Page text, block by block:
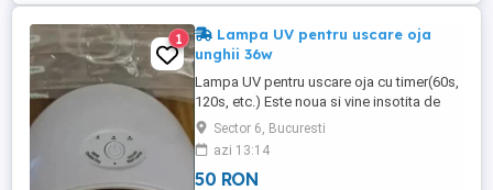
1
Lampa UV pentru uscare oja
unghii 36w
Lampa UV pentru uscare oja cu timer(60s,
120s, etc.) Este noua si vine insotita de
cablu USB. Se poate conecta si la priza
printr-un incarcator de tel. Accept unele
schimburi.
Sector 6, Bucuresti
azi 13:14
50 RON